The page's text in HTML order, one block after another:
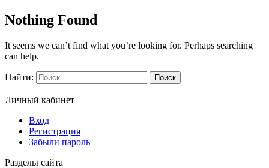
Nothing Found
It seems we can’t find what you’re looking for. Perhaps searching
can help.
Найти:
Личный кабинет
Вход
Регистрация
Забыли пароль
Разделы сайта